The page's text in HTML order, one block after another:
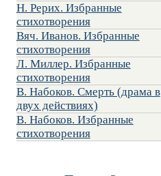
Н. Рерих. Избранные
стихотворения
Вяч. Иванов. Избранные
стихотворения
Л. Миллер. Избранные
стихотворения
В. Набоков. Смерть (драма в
двух действиях)
В. Набоков. Избранные
стихотворения